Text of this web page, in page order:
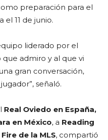
preparación para el
11 de junio.
liderado por el
que admiro y al que vi
gran conversación,
señaló.
Real Oviedo en España,
en México, a Reading
de la MLS, compartió